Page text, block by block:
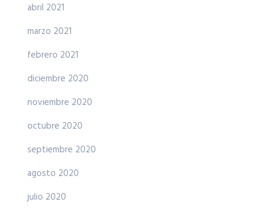
abril 2021
marzo 2021
febrero 2021
diciembre 2020
noviembre 2020
octubre 2020
septiembre 2020
agosto 2020
julio 2020